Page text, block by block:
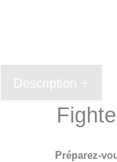
Description
Préparez-